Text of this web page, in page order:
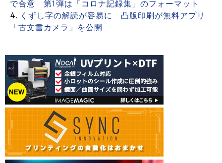
で合意 第1弾は「コロナ記録集」のフォーマット
くずし字の解読が容易に 凸版印刷が無料アプリ
「古文書カメラ」を公開